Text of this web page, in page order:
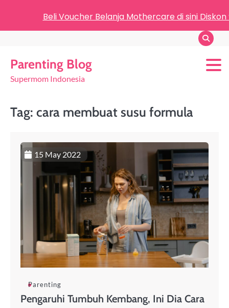
Parenting Blog
Supermom Indonesia
Tag: cara membuat susu formula
15 May 2022
Parenting
Pengaruhi Tumbuh Kembang, Ini Dia Cara
Beli Voucher Belanja Mothercare di sini Diskon